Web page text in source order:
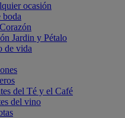
ocasión
boda
Jardin y Pétalo
de vida
del Té y el Café
del vino